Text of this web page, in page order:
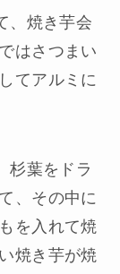
、焼き芋会
はさつまい
てアルミに
杉葉をドラ
、その中に
を入れて焼
焼き芋が焼